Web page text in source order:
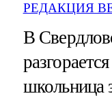
РЕДАКЦИЯ
В
школьница